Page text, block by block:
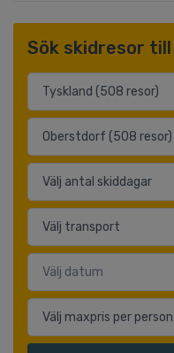
Sök skidresor